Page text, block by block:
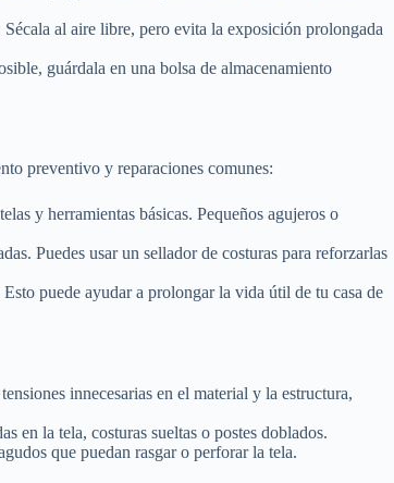
al aire libre, pero evita la exposición prolongada
guárdala en una bolsa de almacenamiento
preventivo y reparaciones comunes:
y herramientas básicas. Pequeños agujeros o
Puedes usar un sellador de costuras para reforzarlas
puede ayudar a prolongar la vida útil de tu casa de
innecesarias en el material y la estructura,
en la tela, costuras sueltas o postes doblados.
que puedan rasgar o perforar la tela.